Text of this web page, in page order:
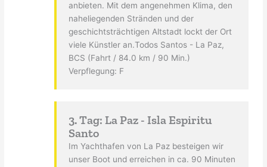
anbieten. Mit dem angenehmen Klima, den
naheliegenden Stränden und der
geschichtsträchtigen Altstadt lockt der Ort
viele Künstler an.Todos Santos - La Paz,
BCS (Fahrt / 84.0 km / 90 Min.)
Verpflegung: F
3. Tag: La Paz - Isla Espiritu
Santo
Im Yachthafen von La Paz besteigen wir
unser Boot und erreichen in ca. 90 Minuten